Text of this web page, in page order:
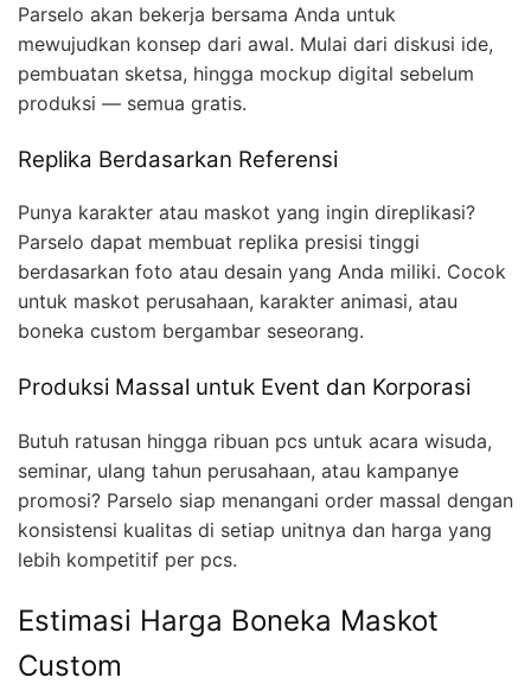
Parselo akan bekerja bersama Anda untuk
mewujudkan konsep dari awal. Mulai dari diskusi ide,
pembuatan sketsa, hingga mockup digital sebelum
produksi — semua gratis.
Replika Berdasarkan Referensi
Punya karakter atau maskot yang ingin direplikasi?
Parselo dapat membuat replika presisi tinggi
berdasarkan foto atau desain yang Anda miliki. Cocok
untuk maskot perusahaan, karakter animasi, atau
boneka custom bergambar seseorang.
Produksi Massal untuk Event dan Korporasi
Butuh ratusan hingga ribuan pcs untuk acara wisuda,
seminar, ulang tahun perusahaan, atau kampanye
promosi? Parselo siap menangani order massal dengan
konsistensi kualitas di setiap unitnya dan harga yang
lebih kompetitif per pcs.
Estimasi Harga Boneka Maskot
Custom